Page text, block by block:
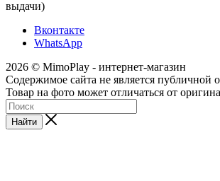
выдачи)
Вконтакте
WhatsApp
2026 © MimoPlay - интернет-магазин
Содержимое сайта не является публичной
Товар на фото может отличаться от
Найти